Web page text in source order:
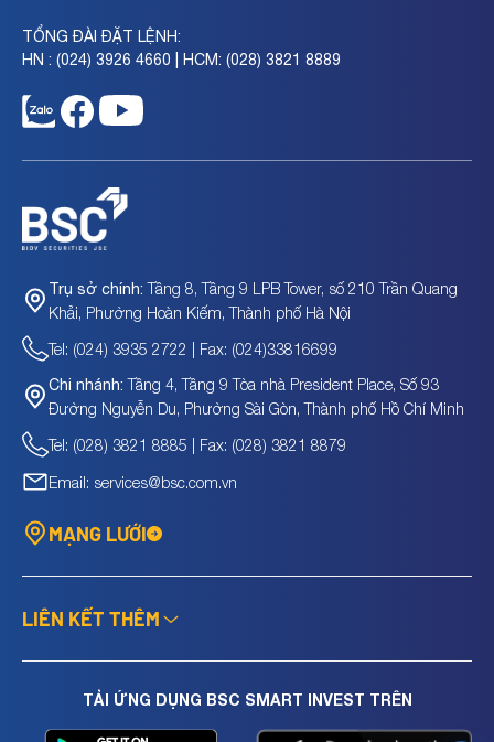
TỔNG ĐÀI ĐẶT LỆNH:
HN : (024) 3926 4660 | HCM: (028) 3821 8889
Trụ sở chính: Tầng 8, Tầng 9 LPB Tower, số 210 Trần Quang
Khải, Phường Hoàn Kiếm, Thành phố Hà Nội
Tel: (024) 3935 2722 | Fax: (024)33816699
Chi nhánh: Tầng 4, Tầng 9 Tòa nhà President Place, Số 93
Đường Nguyễn Du, Phường Sài Gòn, Thành phố Hồ Chí Minh
Tel: (028) 3821 8885 | Fax: (028) 3821 8879
Email: services@bsc.com.vn
MẠNG LƯỚI
LIÊN KẾT THÊM
TẢI ỨNG DỤNG BSC SMART INVEST TRÊN